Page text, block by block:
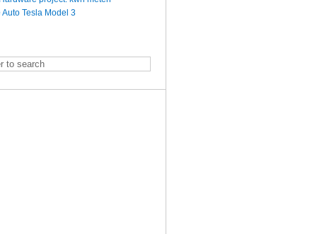
Auto Tesla Model 3